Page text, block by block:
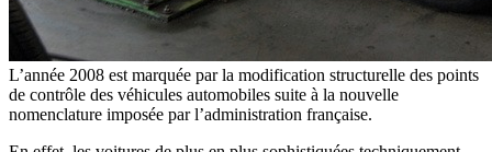
L’année 2008 est marquée par la modification structurelle des points
de contrôle des véhicules automobiles suite à la nouvelle
nomenclature imposée par l’administration française.